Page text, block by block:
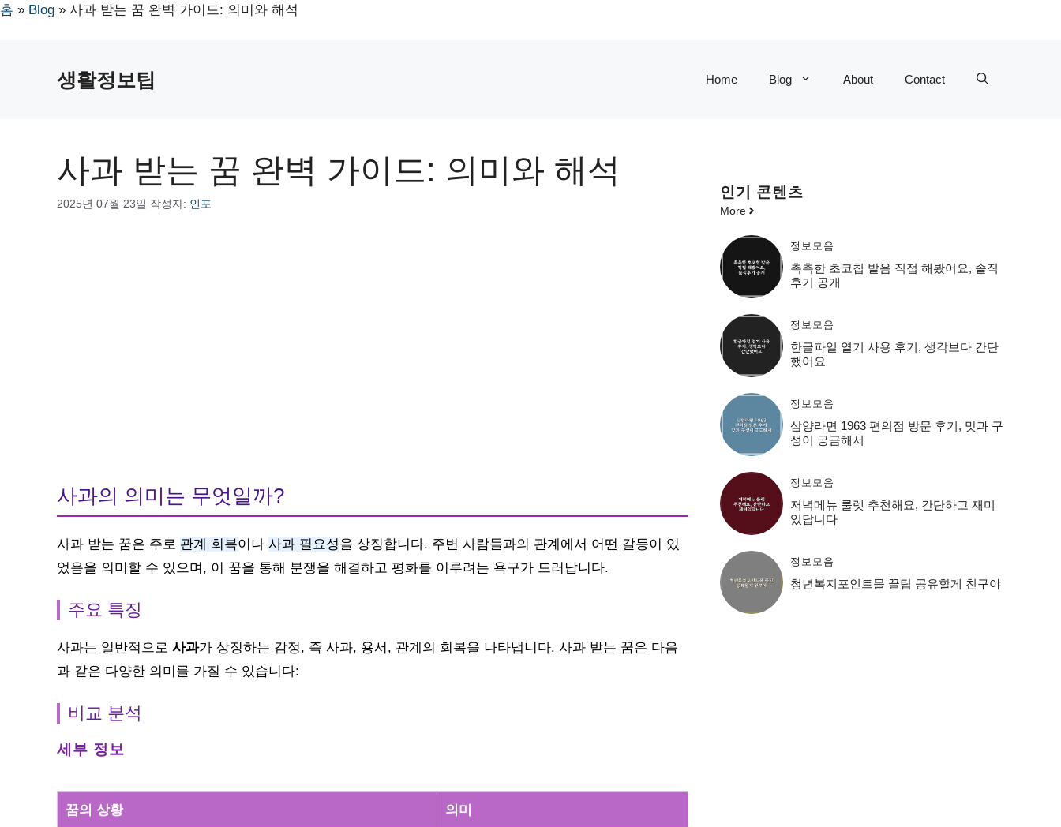
홈 » Blog » 사과 받는 꿈 완벽 가이드: 의미와 해석
생활정보팁 Home Blog About Contact
사과 받는 꿈 완벽 가이드: 의미와 해석
2025년 07월 23일 작성자: 인포
사과의 의미는 무엇일까?
사과 받는 꿈은 주로 관계 회복이나 사과 필요성을 상징합니다. 주변 사람들과의 관계에서 어떤 갈등이 있
었음을 의미할 수 있으며, 이 꿈을 통해 분쟁을 해결하고 평화를 이루려는 욕구가 드러납니다.
주요 특징
사과는 일반적으로 사과가 상징하는 감정, 즉 사과, 용서, 관계의 회복을 나타냅니다. 사과 받는 꿈은 다음
과 같은 다양한 의미를 가질 수 있습니다:
비교 분석
세부 정보
꿈의 상황 의미
인기 콘텐츠
More
정보모음
촉촉한 초코칩 발음 직접 해봤어요, 솔직
후기 공개
정보모음
한글파일 열기 사용 후기, 생각보다 간단
했어요
정보모음
삼양라면 1963 편의점 방문 후기, 맛과 구
성이 궁금해서
정보모음
저녁메뉴 룰렛 추천해요, 간단하고 재미
있답니다
정보모음
청년복지포인트몰 꿀팁 공유할게 친구야